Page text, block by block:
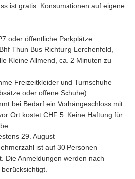
ist gratis. Konsumationen auf eigene
oder öffentliche Parkplätze
Thun Bus Richtung Lerchenfeld,
Kleine Allmend, ca. 2 Minuten zu
Freizeitkleider und Turnschuhe
oder offene Schuhe)
bei Bedarf ein Vorhängeschloss mit.
Ort kostet CHF 5. Keine Haftung für
29. August
ist auf 30 Personen
Die Anmeldungen werden nach